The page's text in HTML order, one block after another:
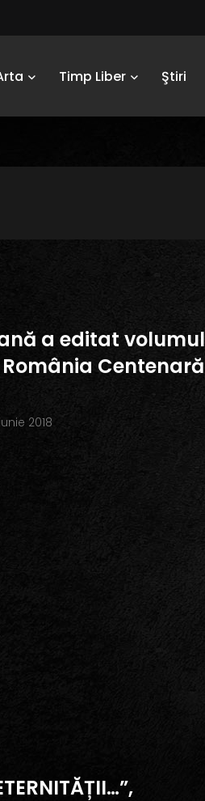
Timp Liber Ştiri
a editat volumul
Centenară
2018